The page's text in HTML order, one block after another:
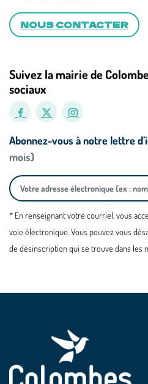
NOUS CONTACTER
Suivez la mairie de
sociaux
Abonnez-vous à notre lettre
mois)
* En renseignant votre courriel, vous
voie électronique. Vous pouvez vous
de désinscription qui se trouve dans les